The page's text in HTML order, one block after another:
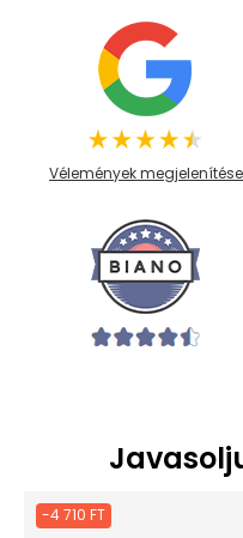
Vélemények megjelenítése
-4 710 FT